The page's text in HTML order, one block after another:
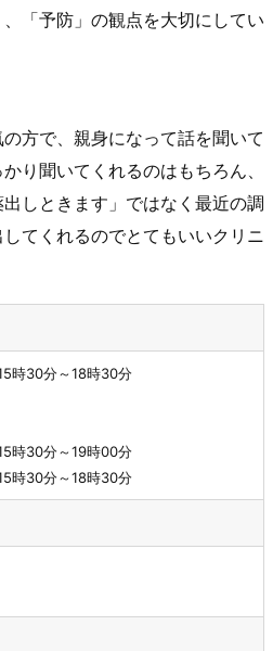
「予防」の観点を大切にしてい
方で、親身になって話を聞いて
り聞いてくれるのはもちろん、
しときます」ではなく最近の調
てくれるのでとてもいいクリニ
時30分～18時30分
時30分～19時00分
時30分～18時30分